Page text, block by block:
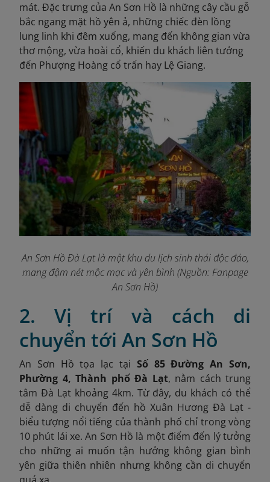
mát. Đặc trưng của An Sơn Hồ là những cây cầu gỗ
bắc ngang mặt hồ yên ả, những chiếc đèn lồng
lung linh khi đêm xuống, mang đến không gian vừa
thơ mộng, vừa hoài cổ, khiến du khách liên tưởng
đến Phượng Hoàng cổ trấn hay Lệ Giang.
An Sơn Hồ Đà Lạt là một khu du lịch sinh thái độc đáo,
mang đậm nét mộc mạc và yên bình (Nguồn: Fanpage
An Sơn Hồ)
2. Vị trí và cách di
chuyển tới An Sơn Hồ
An Sơn Hồ tọa lạc tại Số 85 Đường An Sơn,
Phường 4, Thành phố Đà Lạt, nằm cách trung
tâm Đà Lạt khoảng 4km. Từ đây, du khách có thể
dễ dàng di chuyển đến hồ Xuân Hương Đà Lạt -
biểu tượng nổi tiếng của thành phố chỉ trong vòng
10 phút lái xe. An Sơn Hồ là một điểm đến lý tưởng
cho những ai muốn tận hưởng không gian bình
yên giữa thiên nhiên nhưng không cần di chuyển